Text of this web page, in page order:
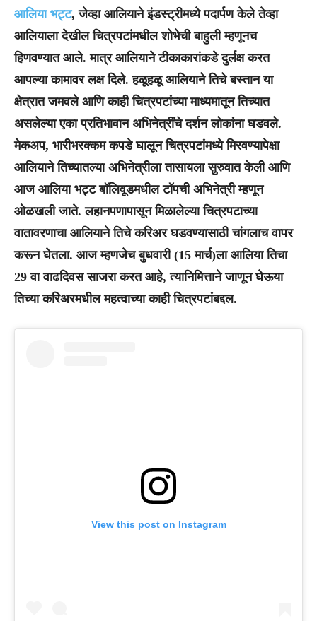
आलिया भट्ट, जेव्हा आलियाने इंडस्ट्रीमध्ये पदार्पण केले तेव्हा
आलियाला देखील चित्रपटांमधील शोभेची बाहुली म्हणूनच
हिणवण्यात आले. मात्र आलियाने टीकाकारांकडे दुर्लक्ष करत
आपल्या कामावर लक्ष दिले. हळूहळू आलियाने तिचे बस्तान या
क्षेत्रात जमवले आणि काही चित्रपटांच्या माध्यमातून तिच्यात
असलेल्या एका प्रतिभावान अभिनेत्रींचे दर्शन लोकांना घडवले.
मेकअप, भारीभरक्कम कपडे घालून चित्रपटांमध्ये मिरवण्यापेक्षा
आलियाने तिच्यातल्या अभिनेत्रीला तासायला सुरुवात केली आणि
आज आलिया भट्ट बॉलिवूडमधील टॉपची अभिनेत्री म्हणून
ओळखली जाते. लहानपणापासून मिळालेल्या चित्रपटाच्या
वातावरणाचा आलियाने तिचे करिअर घडवण्यासाठी चांगलाच वापर
करून घेतला. आज म्हणजेच बुधवारी (15 मार्च)ला आलिया तिचा
29 वा वाढदिवस साजरा करत आहे, त्यानिमित्ताने जाणून घेऊया
तिच्या करिअरमधील महत्वाच्या काही चित्रपटांबद्दल.
View this post on Instagram